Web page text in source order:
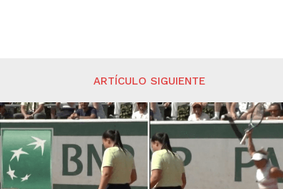
ARTÍCULO SIGUIENTE